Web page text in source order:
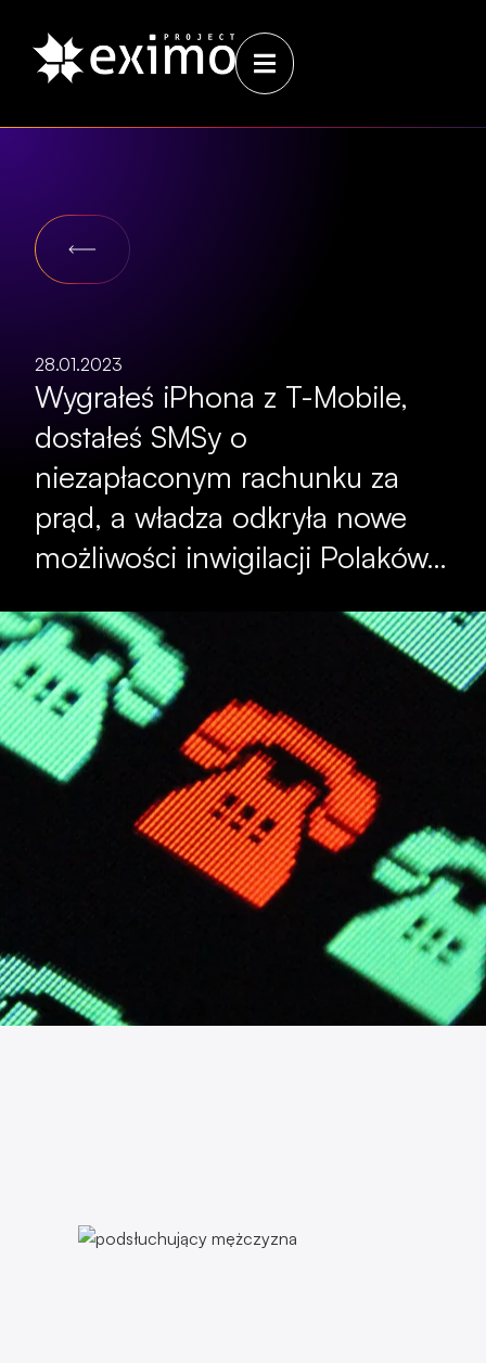
28.01.2023
Wygrałeś iPhona z T-Mobile,
dostałeś SMSy o
niezapłaconym rachunku za
prąd, a władza odkryła nowe
możliwości inwigilacji Polaków…